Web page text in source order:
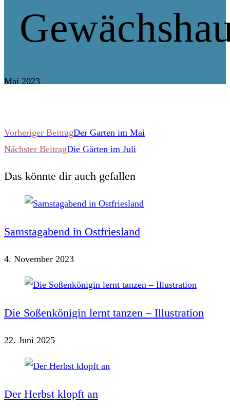
Mai 2023
Weitere
ansehen
Vorheriger BeitragDer Garten im Mai
Nächster BeitragDie Gärten im Juli
Das könnte dir auch gefallen
Samstagabend in Ostfriesland
4. November 2023
Die Soßenkönigin lernt tanzen – Illustration
22. Juni 2025
Der Herbst klopft an